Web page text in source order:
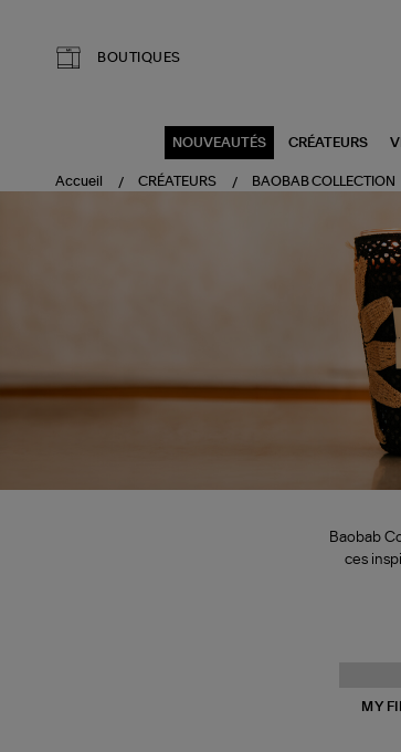
BOUTIQUES
NOUVEAUTÉS CRÉATEURS
Accueil CRÉATEURS BAOBAB COLLECTION
Baobab
ces
MY